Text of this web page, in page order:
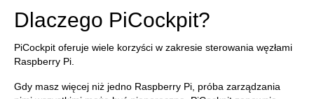
Dlaczego PiCockpit?
PiCockpit oferuje wiele korzyści w zakresie sterowania węzłami
Raspberry Pi.
Gdy masz więcej niż jedno Raspberry Pi, próba zarządzania